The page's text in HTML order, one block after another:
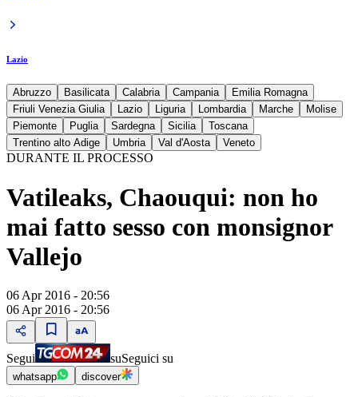
Lazio
Abruzzo Basilicata Calabria Campania
Emilia Romagna
Friuli Venezia Giulia
Lazio Liguria Lombardia Marche
Molise
Piemonte
Puglia Sardegna Sicilia
Toscana
Trentino alto Adige
Umbria Val d'Aosta Veneto
DURANTE IL PROCESSO
Vatileaks, Chaouqui: non ho
mai fatto sesso con monsignor
Vallejo
06 Apr 2016 - 20:56
06 Apr 2016 - 20:56
Segui suSeguici su
whatsapp discover